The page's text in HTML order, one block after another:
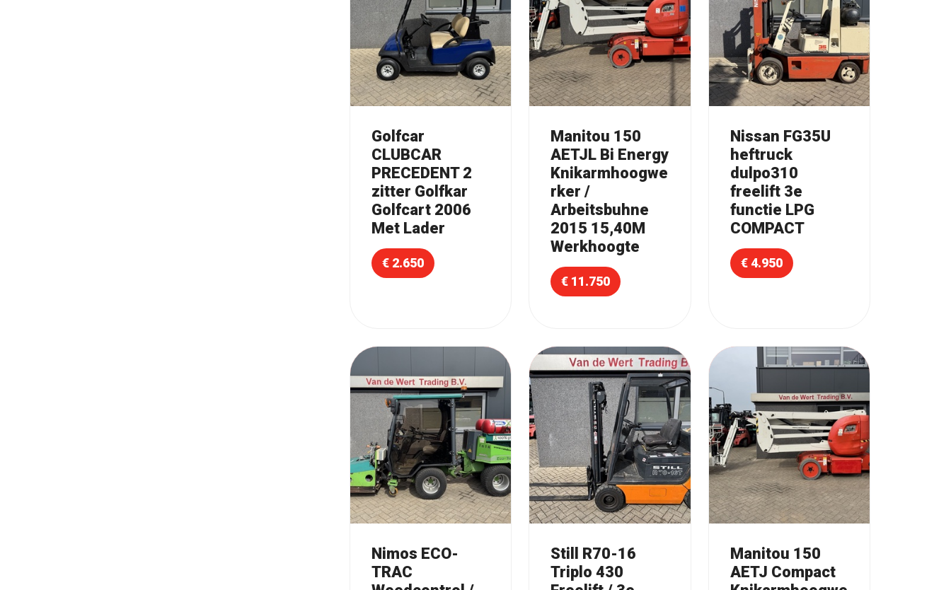
Golfcar
CLUBCAR
PRECEDENT 2
zitter Golfkar
Golfcart 2006
Met Lader
€ 2.650
Manitou 150
AETJL Bi Energy
Knikarmhoogwe
rker /
Arbeitsbuhne
2015 15,40M
Werkhoogte
€ 11.750
Nissan FG35U
heftruck
dulpo310
freelift 3e
functie LPG
COMPACT
€ 4.950
Nimos ECO-
TRAC
Still R70-16
Triplo 430
Manitou 150
AETJ Compact